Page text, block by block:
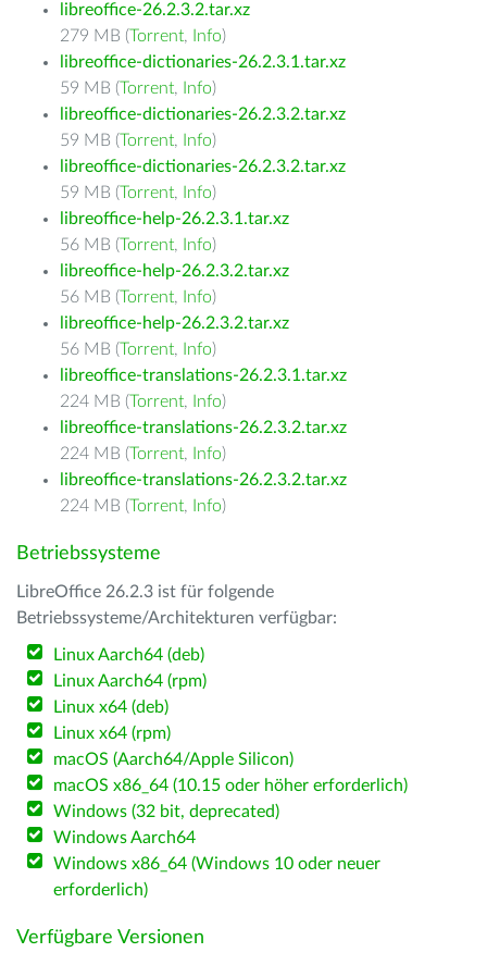
libreoffice-26.2.3.2.tar.xz
279 MB (Torrent, Info)
libreoffice-dictionaries-26.2.3.1.tar.xz
59 MB (Torrent, Info)
libreoffice-dictionaries-26.2.3.2.tar.xz
59 MB (Torrent, Info)
libreoffice-dictionaries-26.2.3.2.tar.xz
59 MB (Torrent, Info)
libreoffice-help-26.2.3.1.tar.xz
56 MB (Torrent, Info)
libreoffice-help-26.2.3.2.tar.xz
56 MB (Torrent, Info)
libreoffice-help-26.2.3.2.tar.xz
56 MB (Torrent, Info)
libreoffice-translations-26.2.3.1.tar.xz
224 MB (Torrent, Info)
libreoffice-translations-26.2.3.2.tar.xz
224 MB (Torrent, Info)
libreoffice-translations-26.2.3.2.tar.xz
224 MB (Torrent, Info)
Betriebssysteme
LibreOffice 26.2.3 ist für folgende
Betriebssysteme/Architekturen verfügbar:
Linux Aarch64 (deb)
Linux Aarch64 (rpm)
Linux x64 (deb)
Linux x64 (rpm)
macOS (Aarch64/Apple Silicon)
macOS x86_64 (10.15 oder höher erforderlich)
Windows (32 bit, deprecated)
Windows Aarch64
Windows x86_64 (Windows 10 oder neuer
erforderlich)
Verfügbare Versionen